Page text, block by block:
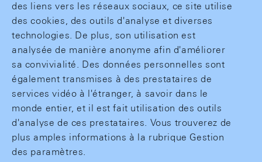
des liens vers les réseaux sociaux, ce site utilise
des cookies, des outils d'analyse et diverses
technologies. De plus, son utilisation est
analysée de manière anonyme afin d'améliorer
sa convivialité. Des données personnelles sont
également transmises à des prestataires de
services vidéo à l'étranger, à savoir dans le
monde entier, et il est fait utilisation des outils
d'analyse de ces prestataires. Vous trouverez de
plus amples informations à la rubrique Gestion
des paramètres.